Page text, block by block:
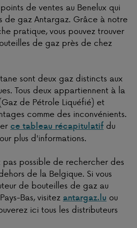
de ventes au Benelux qui
de gaz Antargaz. Grâce à notre
pratique, vous pouvez trouver
de gaz près de chez
sont deux gaz distincts aux
Tous deux appartiennent à la
de Pétrole Liquéfié) et
comme des inconvénients.
ce tableau récapitulatif du
plus d'informations.
possible de rechercher des
de la Belgique. Si vous
de bouteilles de gaz au
Bas, visitez antargaz.lu ou
ici tous les distributeurs